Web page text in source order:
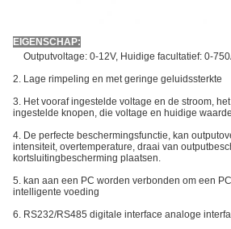
EIGENSCHAP:
Outputvoltage: 0-12V, Huidige facultatief: 0-
2. Lage rimpeling en met geringe geluidssterkte
3. Het vooraf ingestelde voltage en de stroom,
ingestelde knopen, die voltage en huidige
4. De perfecte beschermingsfunctie, kan
intensiteit, overtemperature, draai van
kortsluitingbescherming plaatsen.
5. kan aan een PC worden verbonden om een
intelligente voeding
6. RS232/RS485 digitale interface analoge